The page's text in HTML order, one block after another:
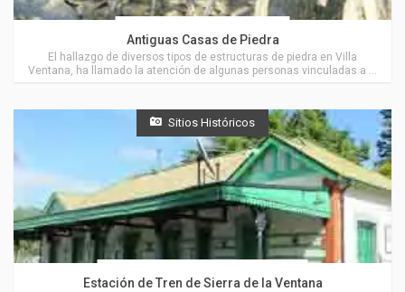
Antiguas Casas de Piedra
El hallazgo de diversos tipos de estructuras de piedra en Villa
Ventana, ha llamado la atención de algunas personas vinculadas a la
Sitios Históricos
Estación de Tren de Sierra de la Ventana